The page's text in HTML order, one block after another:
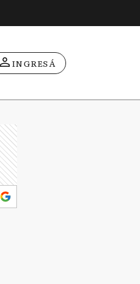
INGRESÁ